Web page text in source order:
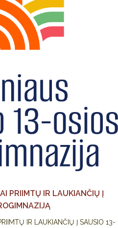
PRIIMTŲ IR LAUKIANČIŲ Į
IR LAUKIANČIŲ Į SAUSIO 13-